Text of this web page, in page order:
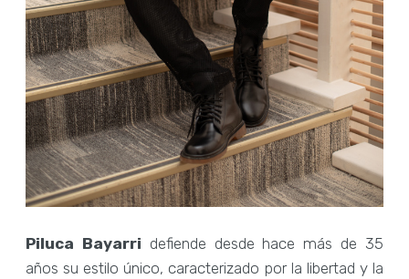
Piluca Bayarri defiende desde hace más de 35
años su estilo único, caracterizado por la libertad y la